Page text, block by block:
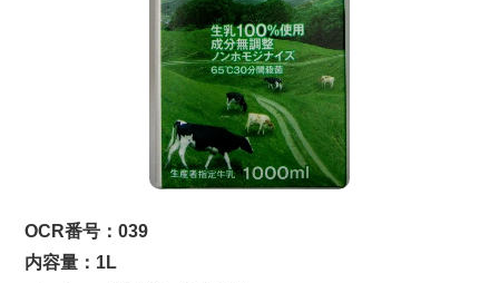
OCR番号：039
内容量：1L